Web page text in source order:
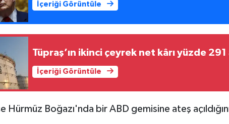
İçeriği Görüntüle
Tüpraş’ın ikinci çeyrek net kârı yüzde 291
İçeriği Görüntüle
Hürmüz Boğazı'nda bir ABD gemisine ateş